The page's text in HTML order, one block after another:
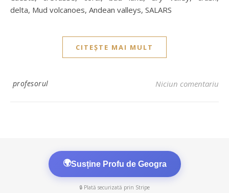
delta, Mud volcanoes, Andean valleys, SALARS
CITEȘTE MAI MULT
profesorul Niciun comentariu
🌍Susține Profu de Geogra
🔒 Plată securizată prin Stripe